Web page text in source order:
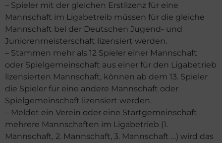
– Spieler mit der gleichen Erstlizenz für eine
Mannschaft im Ligabetreib müssen für die gleiche
Mannschaft bei der Deutschen Jugend- und
Juniorenmeisterschaft lizensiert werden.
– Stammen mehr als 12 Spieler einer Mannschaft
oder Spielgemeinschaft aus einer für den Ligabetrieb
lizensierten Mannschaft, können ab dem 13. Spieler
die Spieler für eine andere Mannschaft oder
Spielgemeinschaft lizensiert werden.
– Meldet ein Verein oder eine Startgemeinschaft
mehrere Mannschaften im Ligabetrieb (1.
Mannschaft, 2. Mannschaft, 3. Mannschaft …) wird das